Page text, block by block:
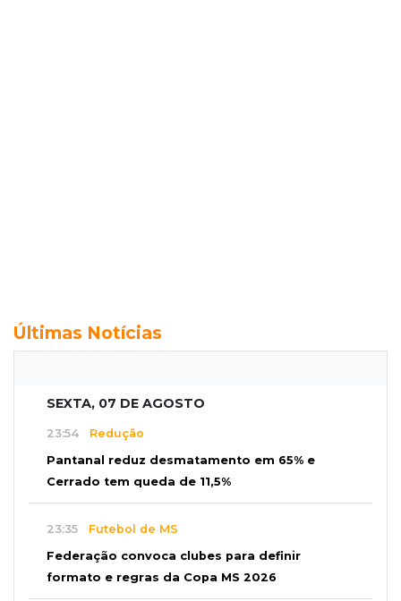
Últimas Notícias
SEXTA, 07 DE AGOSTO
23:54 Redução
Pantanal reduz desmatamento em 65% e
Cerrado tem queda de 11,5%
23:35 Futebol de MS
Federação convoca clubes para definir
formato e regras da Copa MS 2026